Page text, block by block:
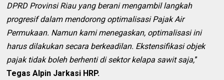
DPRD Provinsi Riau yang berani mengambil langkah
progresif dalam mendorong optimalisasi Pajak Air
Permukaan. Namun kami menegaskan, optimalisasi ini
harus dilakukan secara berkeadilan. Ekstensifikasi objek
pajak tidak boleh berhenti di sektor kelapa sawit saja,”
Tegas Alpin Jarkasi HRP.